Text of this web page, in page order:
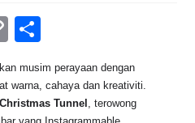
C
p
y
ar
e
musim perayaan dengan
warna, cahaya dan kreativiti.
Tunnel , terowong